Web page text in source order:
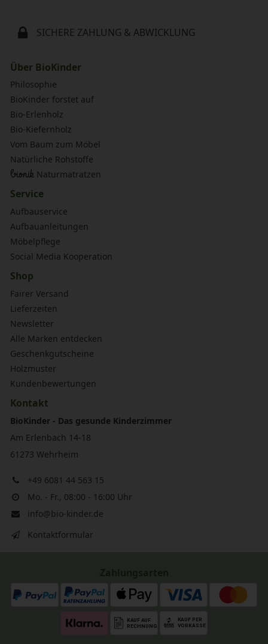
SICHERE ZAHLUNG & ABWICKLUNG
Über BioKinder
Philosophie
BioKinder forstet auf
Bio-Erlenholz
Bio-Kiefernholz
Vom Baum zum Möbel
Natürliche Rohstoffe
bionik Naturmatratzen
Service
Aufbauservice
Aufbauanleitungen
Möbelpflege
Social Media Kooperation
Shop
Fairer Versand
Lieferzeiten
Newsletter
Alle Marken entdecken
Geschenkgutscheine
Holzmuster
Kundenbewertungen
Kontakt
BioKinder - Das gesunde Kinderzimmer
Am Erlenbach 14-18
61273 Wehrheim
+49 6081 44 563 15
Mo. - Fr., 08:00 - 16:00 Uhr
info@bio-kinder.de
Kontaktformular
Zahlungsarten